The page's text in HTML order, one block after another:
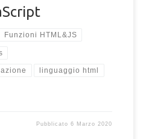
Funzioni HTML&JS
linguaggio html
Pubblicato6 Marzo 2020